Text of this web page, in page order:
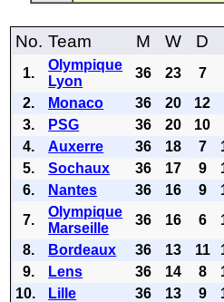
No. Team M W D
1.
Olympique
Lyon
36 23 7
2.
Monaco 36 20 12
3.
PSG 36 20 10
4.
Auxerre 36 18 7
5.
Sochaux 36 17 9
6.
Nantes 36 16 9
7.
Olympique
Marseille
36 16 6
8.
Bordeaux 36 13 11
9.
Lens 36 14 8
10.
Lille 36 13 9